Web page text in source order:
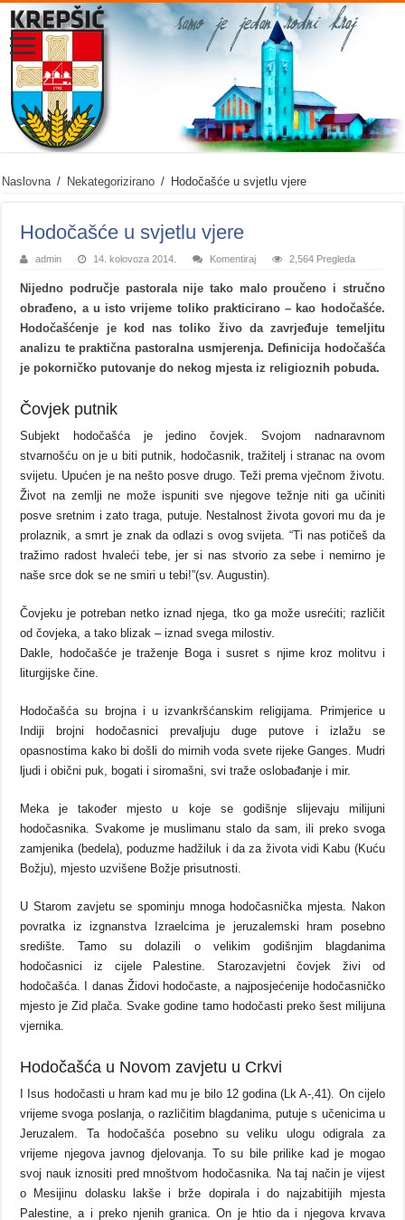
Naslovna / Nekategorizirano / Hodočašće u svjetlu vjere
Hodočašće u svjetlu vjere
admin 14. kolovoza 2014. Komentiraj 2,564 Pregleda
Nijedno područje pastorala nije tako malo proučeno i stručno
obrađeno, a u isto vrijeme toliko prakticirano – kao hodočašće.
Hodočašćenje je kod nas toliko živo da zavrjeđuje temeljitu
analizu te praktična pastoralna usmjerenja. Definicija hodočašća
je pokorničko putovanje do nekog mjesta iz religioznih pobuda.
Čovjek putnik
Subjekt hodočašća je jedino čovjek. Svojom nadnaravnom
stvarnošću on je u biti putnik, hodočasnik, tražitelj i stranac na ovom
svijetu. Upućen je na nešto posve drugo. Teži prema vječnom životu.
Život na zemlji ne može ispuniti sve njegove težnje niti ga učiniti
posve sretnim i zato traga, putuje. Nestalnost života govori mu da je
prolaznik, a smrt je znak da odlazi s ovog svijeta. “Ti nas potičeš da
tražimo radost hvaleći tebe, jer si nas stvorio za sebe i nemirno je
naše srce dok se ne smiri u tebi!”(sv. Augustin).
Čovjeku je potreban netko iznad njega, tko ga može usrećiti; različit
od čovjeka, a tako blizak – iznad svega milostiv.
Dakle, hodočašće je traženje Boga i susret s njime kroz molitvu i
liturgijske čine.
Hodočašća su brojna i u izvankršćanskim religijama. Primjerice u
Indiji brojni hodočasnici prevaljuju duge putove i izlažu se
opasnostima kako bi došli do mirnih voda svete rijeke Ganges. Mudri
ljudi i obični puk, bogati i siromašni, svi traže oslobađanje i mir.
Meka je također mjesto u koje se godišnje slijevaju milijuni
hodočasnika. Svakome je muslimanu stalo da sam, ili preko svoga
zamjenika (bedela), poduzme hadžiluk i da za života vidi Kabu (Kuću
Božju), mjesto uzvišene Božje prisutnosti.
U Starom zavjetu se spominju mnoga hodočasnička mjesta. Nakon
povratka iz izgnanstva Izraelcima je jeruzalemski hram posebno
središte. Tamo su dolazili o velikim godišnjim blagdanima
hodočasnici iz cijele Palestine. Starozavjetni čovjek živi od
hodočašća. I danas Židovi hodočaste, a najposjećenije hodočasničko
mjesto je Zid plača. Svake godine tamo hodočasti preko šest milijuna
vjernika.
Hodočašća u Novom zavjetu u Crkvi
I Isus hodočasti u hram kad mu je bilo 12 godina (Lk A-,41). On cijelo
vrijeme svoga poslanja, o različitim blagdanima, putuje s učenicima u
Jeruzalem. Ta hodočašća posebno su veliku ulogu odigrala za
vrijeme njegova javnog djelovanja. To su bile prilike kad je mogao
svoj nauk iznositi pred mnoštvom hodočasnika. Na taj način je vijest
o Mesijinu dolasku lakše i brže dopirala i do najzabitijih mjesta
Palestine, a i preko njenih granica. On je htio da i njegova krvava